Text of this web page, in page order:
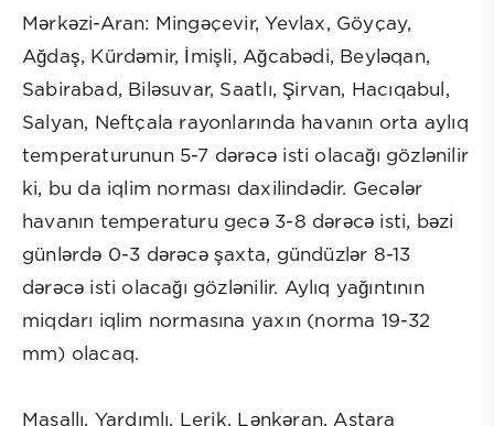
Mərkəzi-Aran: Mingəçevir, Yevlax, Göyçay,
Ağdaş, Kürdəmir, İmişli, Ağcabədi, Beyləqan,
Sabirabad, Biləsuvar, Saatlı, Şirvan, Hacıqabul,
Salyan, Neftçala rayonlarında havanın orta aylıq
temperaturunun 5-7 dərəcə isti olacağı gözlənilir
ki, bu da iqlim norması daxilindədir. Gecələr
havanın temperaturu gecə 3-8 dərəcə isti, bəzi
günlərdə 0-3 dərəcə şaxta, gündüzlər 8-13
dərəcə isti olacağı gözlənilir. Aylıq yağıntının
miqdarı iqlim normasına yaxın (norma 19-32
mm) olacaq.
Masallı, Yardımlı, Lerik, Lənkəran, Astara